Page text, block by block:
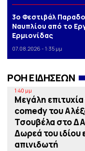
3o Φεστιβάλ
Ναυπλίου από το
Ερμιονίδας
07.08.2026 - 1:35 μμ
ΡΟΗ ΕΙΔΗΣΕΩΝ
1:40 μμ
Μεγάλη
comedy του
Τσουβέλα στο
Δωρεά του ιδίου
απινιδωτή